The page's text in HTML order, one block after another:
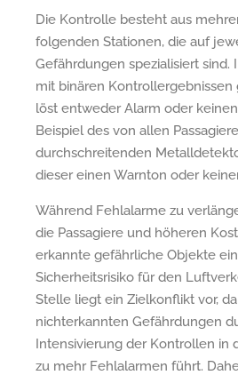
Die Kontrolle besteht aus
folgenden Stationen, die auf
Gefährdungen spezialisiert sind.
mit binären Kontrollergebnissen
löst entweder Alarm oder
Beispiel des von allen
durchschreitenden
dieser einen Warnton oder
Während Fehlalarme zu
die Passagiere und höheren
erkannte gefährliche Objekte
Sicherheitsrisiko für den
Stelle liegt ein Zielkonflikt vor,
nichterkannten Gefährdungen
Intensivierung der Kontrollen in
zu mehr Fehlalarmen führt.